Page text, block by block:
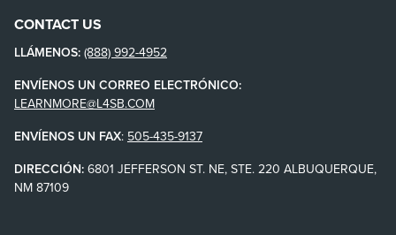
CONTACT US
LLÁMENOS: (888) 992-4952
ENVÍENOS UN CORREO ELECTRÓNICO:
LEARNMORE@L4SB.COM
ENVÍENOS UN FAX: 505-435-9137
DIRECCIÓN: 6801 JEFFERSON ST. NE, STE. 220 ALBUQUERQUE,
NM 87109